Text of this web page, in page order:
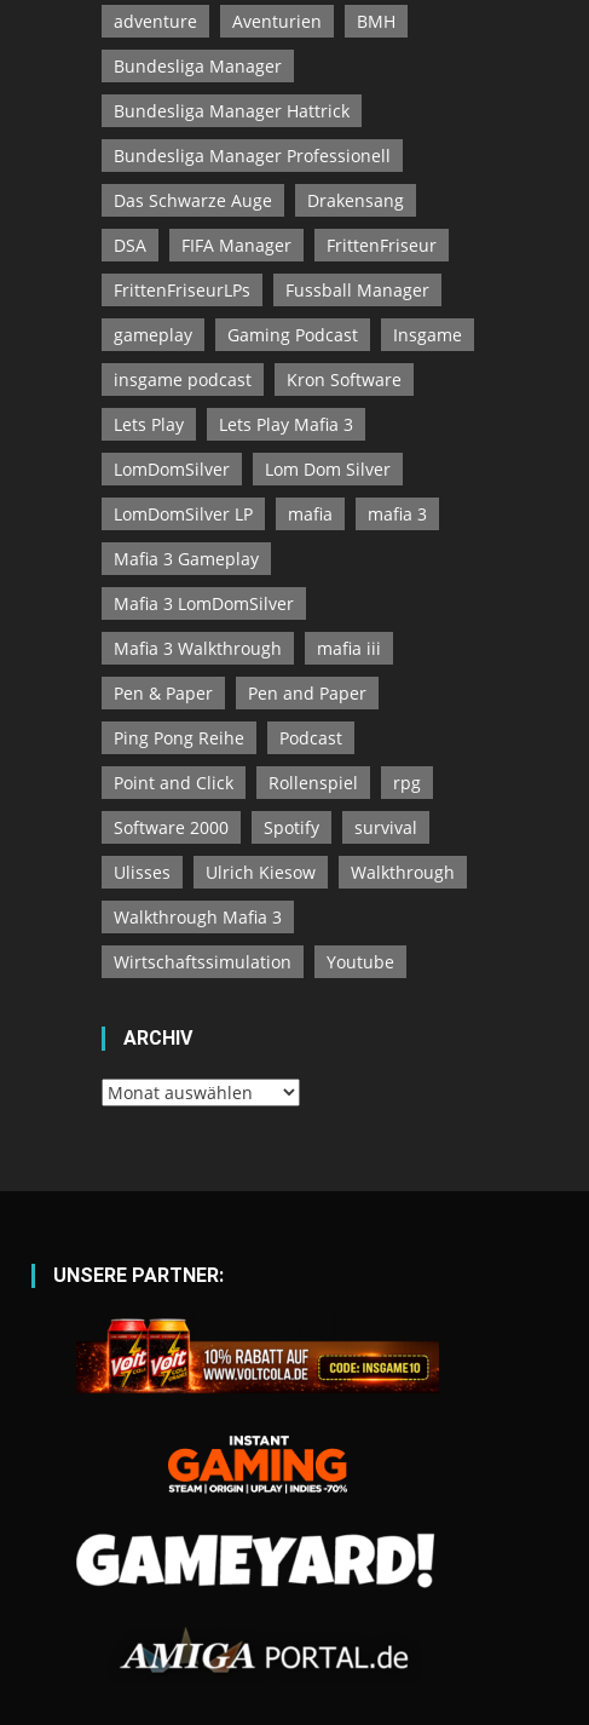
adventure Aventurien
BMH
Bundesliga Manager
Bundesliga Manager Hattrick
Bundesliga Manager Professionell
Das Schwarze Auge
Drakensang
DSA
FIFA Manager
FrittenFriseur
FrittenFriseurLPs
Fussball Manager
gameplay
Gaming Podcast
Insgame
insgame podcast
Kron Software
Lets Play
Lets Play Mafia 3
LomDomSilver
Lom Dom Silver
LomDomSilver LP
mafia
mafia 3
Mafia 3 Gameplay
Mafia 3 LomDomSilver
Mafia 3 Walkthrough
mafia iii
Pen & Paper
Pen and Paper
Ping Pong Reihe
Podcast
Point and Click
Rollenspiel
rpg
Software 2000
Spotify
survival
Ulisses
Ulrich Kiesow
Walkthrough
Walkthrough Mafia 3
Wirtschaftssimulation
Youtube
ARCHIV
Archiv
UNSERE PARTNER: